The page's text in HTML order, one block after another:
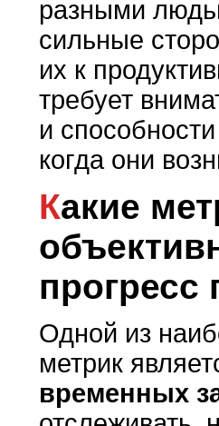
разными
сильные
их к
требует
и
когда они
Какие метрики помогут
прогресс
Одной из
метрик
временных